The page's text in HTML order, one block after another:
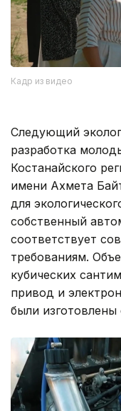
Кадр из видео
Следующий
разработка
Костанайского
имени Ахмета
для
собственный
соответствует
требованиям.
кубических
привод и
были